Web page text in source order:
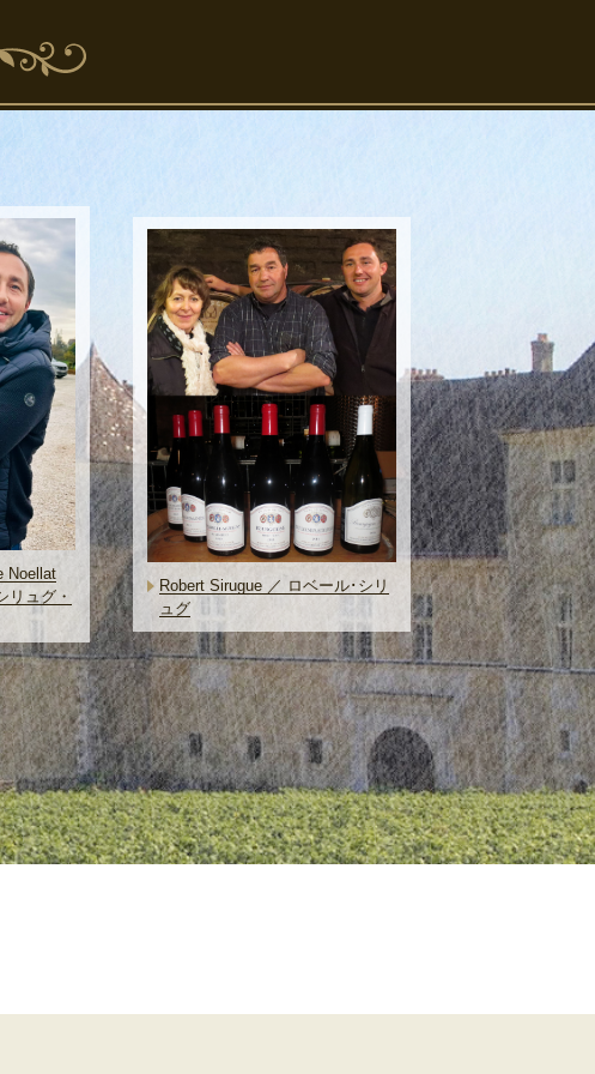
Noellat
ュグ・
Robert Sirugue ／ ロベール･シリ
ュグ